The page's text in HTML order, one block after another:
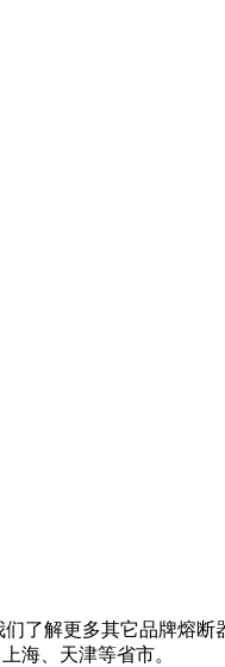
了解更多其它品牌熔断
海、天津等省市。